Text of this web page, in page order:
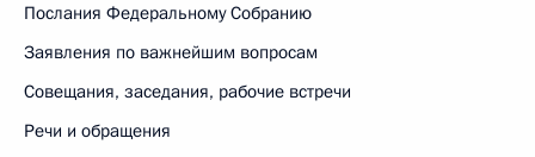
Послания Федеральному Собранию
Заявления по важнейшим вопросам
Совещания, заседания, рабочие встречи
Речи и обращения